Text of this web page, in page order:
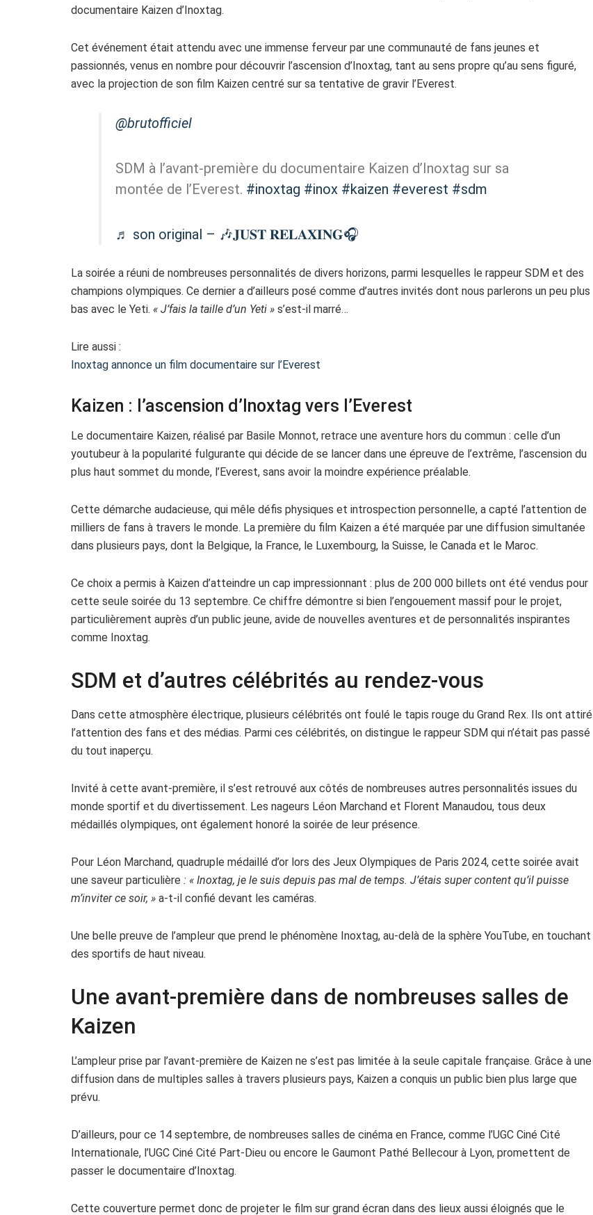
documentaire Kaizen d’Inoxtag.
Cet événement était attendu avec une immense ferveur par une communauté de fans jeunes et
passionnés, venus en nombre pour découvrir l’ascension d’Inoxtag, tant au sens propre qu’au sens figuré,
avec la projection de son film Kaizen centré sur sa tentative de gravir l’Everest.
@brutofficiel
SDM à l’avant-première du documentaire Kaizen d’Inoxtag sur sa
montée de l’Everest. #inoxtag #inox #kaizen #everest #sdm
♬ son original – 🎶𝐉𝐔𝐒𝐓 𝐑𝐄𝐋𝐀𝐗𝐈𝐍𝐆🎧
La soirée a réuni de nombreuses personnalités de divers horizons, parmi lesquelles le rappeur SDM et des
champions olympiques. Ce dernier a d’ailleurs posé comme d’autres invités dont nous parlerons un peu plus
bas avec le Yeti. « J’fais la taille d’un Yeti » s’est-il marré…
Lire aussi :
Inoxtag annonce un film documentaire sur l’Everest
Kaizen : l’ascension d’Inoxtag vers l’Everest
Le documentaire Kaizen, réalisé par Basile Monnot, retrace une aventure hors du commun : celle d’un
youtubeur à la popularité fulgurante qui décide de se lancer dans une épreuve de l’extrême, l’ascension du
plus haut sommet du monde, l’Everest, sans avoir la moindre expérience préalable.
Cette démarche audacieuse, qui mêle défis physiques et introspection personnelle, a capté l’attention de
milliers de fans à travers le monde. La première du film Kaizen a été marquée par une diffusion simultanée
dans plusieurs pays, dont la Belgique, la France, le Luxembourg, la Suisse, le Canada et le Maroc.
Ce choix a permis à Kaizen d’atteindre un cap impressionnant : plus de 200 000 billets ont été vendus pour
cette seule soirée du 13 septembre. Ce chiffre démontre si bien l’engouement massif pour le projet,
particulièrement auprès d’un public jeune, avide de nouvelles aventures et de personnalités inspirantes
comme Inoxtag.
SDM et d’autres célébrités au rendez-vous
Dans cette atmosphère électrique, plusieurs célébrités ont foulé le tapis rouge du Grand Rex. Ils ont attiré
l’attention des fans et des médias. Parmi ces célébrités, on distingue le rappeur SDM qui n’était pas passé
du tout inaperçu.
Invité à cette avant-première, il s’est retrouvé aux côtés de nombreuses autres personnalités issues du
monde sportif et du divertissement. Les nageurs Léon Marchand et Florent Manaudou, tous deux
médaillés olympiques, ont également honoré la soirée de leur présence.
Pour Léon Marchand, quadruple médaillé d’or lors des Jeux Olympiques de Paris 2024, cette soirée avait
une saveur particulière : « Inoxtag, je le suis depuis pas mal de temps. J’étais super content qu’il puisse
m’inviter ce soir, » a-t-il confié devant les caméras.
Une belle preuve de l’ampleur que prend le phénomène Inoxtag, au-delà de la sphère YouTube, en touchant
des sportifs de haut niveau.
Une avant-première dans de nombreuses salles de
Kaizen
L’ampleur prise par l’avant-première de Kaizen ne s’est pas limitée à la seule capitale française. Grâce à une
diffusion dans de multiples salles à travers plusieurs pays, Kaizen a conquis un public bien plus large que
prévu.
D’ailleurs, pour ce 14 septembre, de nombreuses salles de cinéma en France, comme l’UGC Ciné Cité
Internationale, l’UGC Ciné Cité Part-Dieu ou encore le Gaumont Pathé Bellecour à Lyon, promettent de
passer le documentaire d’Inoxtag.
Cette couverture permet donc de projeter le film sur grand écran dans des lieux aussi éloignés que le